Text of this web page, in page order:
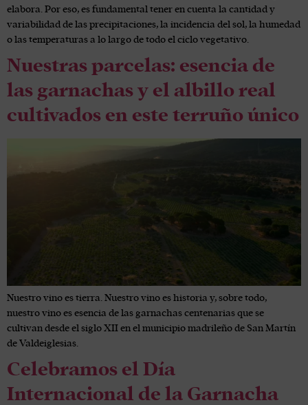
elabora. Por eso, es fundamental tener en cuenta la cantidad y
variabilidad de las precipitaciones, la incidencia del sol, la humedad
o las temperaturas a lo largo de todo el ciclo vegetativo.
Nuestras parcelas: esencia de
las garnachas y el albillo real
cultivados en este terruño único
Nuestro vino es tierra. Nuestro vino es historia y, sobre todo,
nuestro vino es esencia de las garnachas centenarias que se
cultivan desde el siglo XII en el municipio madrileño de San Martín
de Valdeiglesias.
Celebramos el Día
Internacional de la Garnacha